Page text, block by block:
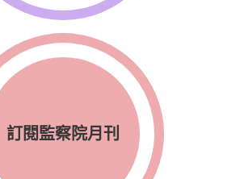
訂閱監察院月刊